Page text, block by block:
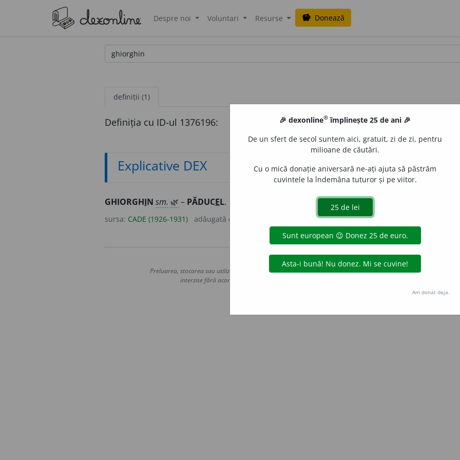
Despre noi Voluntari Resurse savings Donează
definiții (1)
Definiția cu ID-ul 1376196:
Explicative DEX
GHIORGHIN sm. 🌿 – PĂDUCEL.
sursa: CADE (1926-1931) adăugată de
Copyright © 2004-2026 dexonline (https://dexonline.ro)
Preluarea, stocarea sau utilizarea datelor de pe acest site, inclusiv prin orice metode de extragere automată
interzise fără acordul nostru prealabil scris, cu excepția seturilor de date oferite oficial spre utilizare
Hosterion
🎉 dexonline® împlinește 25 de ani 🎉
De un sfert de secol suntem aici, gratuit, zi de zi, pentru
milioane de căutări.
Cu o mică donație aniversară ne-ați ajuta să păstrăm
cuvintele la îndemâna tuturor și pe viitor.
Am donat deja.